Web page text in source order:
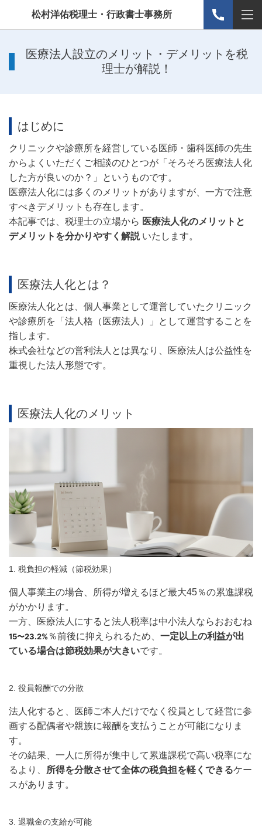
松村洋佑税理士・行政書士事務所
医療法人設立のメリット・デメリットを税
理士が解説！
はじめに
クリニックや診療所を経営している医師・歯科医師の先生
からよくいただくご相談のひとつが「そろそろ医療法人化
した方が良いのか？」というものです。
医療法人化には多くのメリットがありますが、一方で注意
すべきデメリットも存在します。
本記事では、税理士の立場から 医療法人化のメリットと
デメリットを分かりやすく解説いたします。
医療法人化とは？
医療法人化とは、個人事業として運営していたクリニック
や診療所を「法人格（医療法人）」として運営することを
指します。
株式会社などの営利法人とは異なり、医療法人は公益性を
重視した法人形態です。
医療法人化のメリット
1. 税負担の軽減（節税効果）
個人事業主の場合、所得が増えるほど最大45％の累進課税
がかかります。
一方、医療法人にすると法人税率は中小法人ならおおむね
15〜23.2% ％前後に抑えられるため、 一定以上の利益が出
ている場合は節税効果が大きいです。
2. 役員報酬での分散
法人化すると、医師ご本人だけでなく役員として経営に参
画する配偶者や親族に報酬を支払うことが可能になりま
す。
その結果、一人に所得が集中して累進課税で高い税率にな
るより、
所得を分散させて全体の税負担を軽くできるケー
スがあります。
3. 退職金の支給が可能